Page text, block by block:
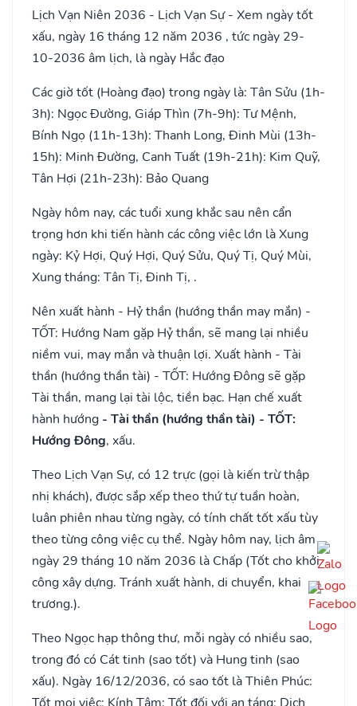
Lịch Vạn Niên 2036 - Lịch Vạn Sự - Xem ngày tốt
xấu, ngày 16 tháng 12 năm 2036 , tức ngày 29-
10-2036 âm lịch, là ngày Hắc đạo
Các giờ tốt (Hoàng đạo) trong ngày là: Tân Sửu (1h-
3h): Ngọc Đường, Giáp Thìn (7h-9h): Tư Mệnh,
Bính Ngọ (11h-13h): Thanh Long, Đinh Mùi (13h-
15h): Minh Đường, Canh Tuất (19h-21h): Kim Quỹ,
Tân Hợi (21h-23h): Bảo Quang
Ngày hôm nay, các tuổi xung khắc sau nên cẩn
trọng hơn khi tiến hành các công việc lớn là Xung
ngày: Kỷ Hợi, Quý Hợi, Quý Sửu, Quý Tị, Quý Mùi,
Xung tháng: Tân Tị, Đinh Tị, .
Nên xuất hành - Hỷ thần (hướng thần may mắn) -
TỐT: Hướng Nam gặp Hỷ thần, sẽ mang lại nhiều
niềm vui, may mắn và thuận lợi. Xuất hành - Tài
thần (hướng thần tài) - TỐT: Hướng Đông sẽ gặp
Tài thần, mang lại tài lộc, tiền bạc. Hạn chế xuất
hành hướng - Tài thần (hướng thần tài) - TỐT:
Hướng Đông, xấu.
Theo Lịch Vạn Sự, có 12 trực (gọi là kiến trừ thập
nhị khách), được sắp xếp theo thứ tự tuần hoàn,
luân phiên nhau từng ngày, có tính chất tốt xấu tùy
theo từng công việc cụ thể. Ngày hôm nay, lịch âm
ngày 29 tháng 10 năm 2036 là Chấp (Tốt cho khởi
công xây dựng. Tránh xuất hành, di chuyển, khai
trương.).
Theo Ngọc hạp thông thư, mỗi ngày có nhiều sao,
trong đó có Cát tinh (sao tốt) và Hung tinh (sao
xấu). Ngày 16/12/2036, có sao tốt là Thiên Phúc: